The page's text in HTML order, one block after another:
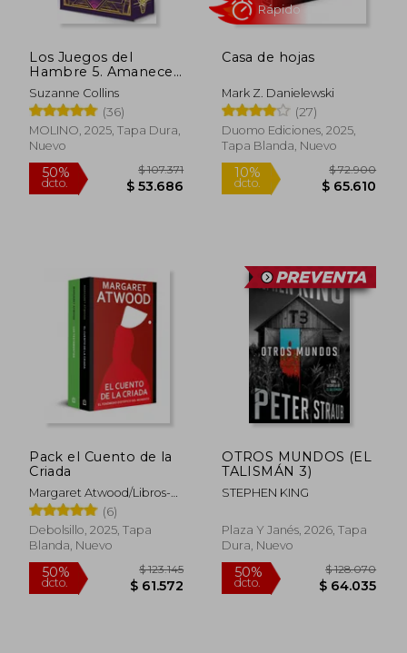
40%
$ 82.646
50%
dcto.
40%
dcto. $ 62.183
50%
dcto. $
Los Juegos del
Hambre 5. Amanecer
en la cosecha
(Edición Especial,
Cantos Tintados)
Suzanne Collins
(36)
MOLINO, 2025, Tapa Dura,
Nuevo
Casa de hojas
Mark Z. Danielewski
(27)
Duomo Ediciones, 2025,
Tapa Blanda, Nuevo
Pack el Cuento de la
Criada
Margaret Atwood/Libros-
Ebooks/Margaret-
Atwood/483Margaret
Atwood
(6)
Debolsillo, 2025, Tapa
Blanda, Nuevo
OTROS MUNDOS (EL
TALISMÁN 3)
STEPHEN KING
Plaza Y Janés, 2026, Tapa
Dura, Nuevo